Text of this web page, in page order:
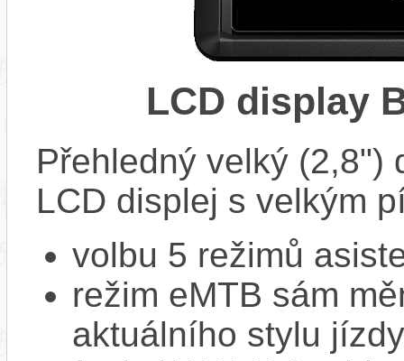
LCD display
Přehledný velký (2,8")
LCD displej s velkým
volbu 5 režimů
režim eMTB sám
aktuálního stylu jízdy